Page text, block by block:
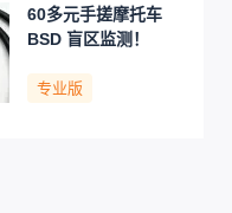
60多元手搓摩托车
BSD 盲区监测！
专业版